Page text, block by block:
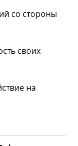
со стороны
своих
на